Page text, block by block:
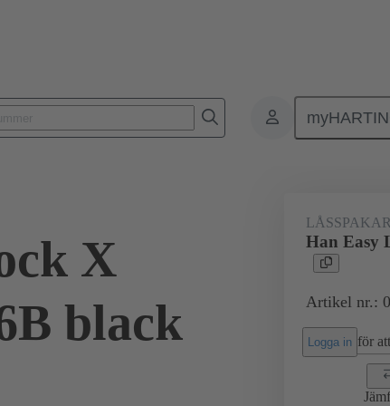
Tillbehör Låsningssystem
X
black
Han Easy
Artikel nr.:
Logga in för